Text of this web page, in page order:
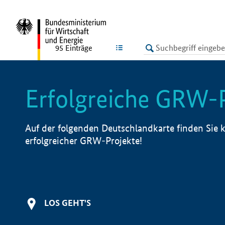
LISTE
95 Einträge
Erfolgreiche
Auf der folgenden Deutschlandkarte finden Sie
erfolgreicher GRW-Projekte!
LOS GEHT'S